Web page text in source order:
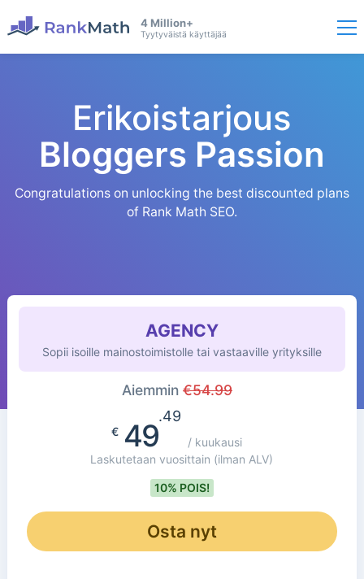
4 Million+
Tyytyväistä käyttäjää
Erikoistarjous
Bloggers Passion
Congratulations on unlocking the best discounted plans
of Rank Math SEO.
AGENCY
Sopii isoille mainostoimistolle tai vastaaville yrityksille
Aiemmin €54.99
€49
.49
/ kuukausi
Laskutetaan vuosittain (ilman ALV)
10% POIS!
Osta nyt